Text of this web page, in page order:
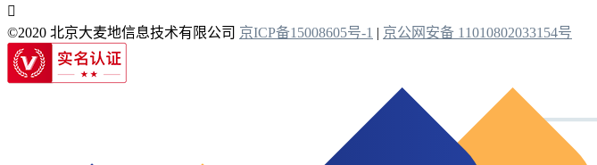

©2020 北京大麦地信息技术有限公司 京ICP备15008605号-1 | 京公网安备 11010802033154号